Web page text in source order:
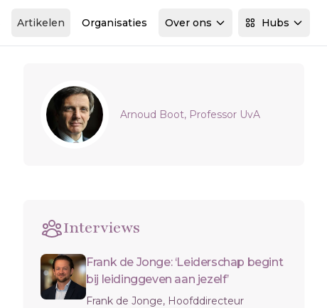
Artikelen Organisaties Over ons Hubs
Sidebar
Arnoud Boot, Professor UvA
Interviews
Frank de Jonge: ‘Leiderschap begint
bij leidinggeven aan jezelf’
Frank de Jonge, Hoofddirecteur